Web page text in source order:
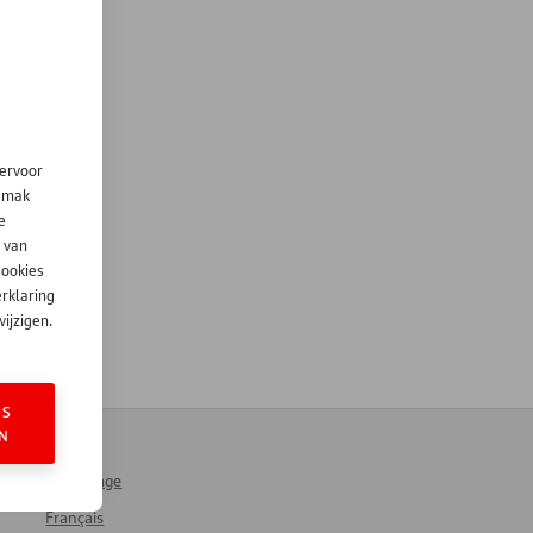
Homepage
Français